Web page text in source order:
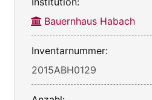
Bauernhaus Habach
Inventarnummer:
2015ABH0129